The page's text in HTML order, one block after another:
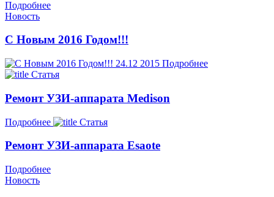
Подробнее
Новость
С Новым 2016 Годом!!!
24.12 2015 Подробнее
Статья
Ремонт УЗИ-аппарата Medison
Подробнее Статья
Ремонт УЗИ-аппарата Esaote
Подробнее
Новость